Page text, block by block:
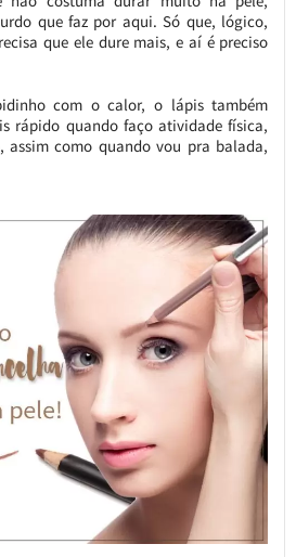
que faz por aqui. Só que, lógico,
que ele dure mais, e aí é preciso
com o calor, o lápis também
rápido quando faço atividade física,
assim como quando vou pra balada,